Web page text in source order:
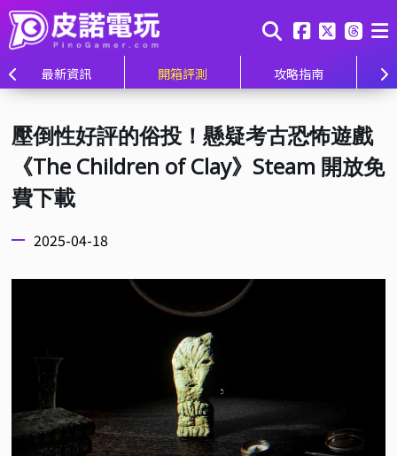
最新資訊 開箱評測 攻略指南
壓倒性好評的俗投！懸疑考古恐怖遊戲
《The Children of Clay》Steam 開放免
費下載
2025-04-18